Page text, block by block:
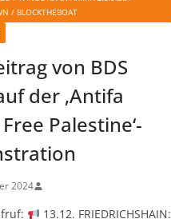
/ BLOCKTHEBOAT
von BDS
der ‚Antifa
Palestine‘-
2024
13.12. FRIEDRICHSHAIN: